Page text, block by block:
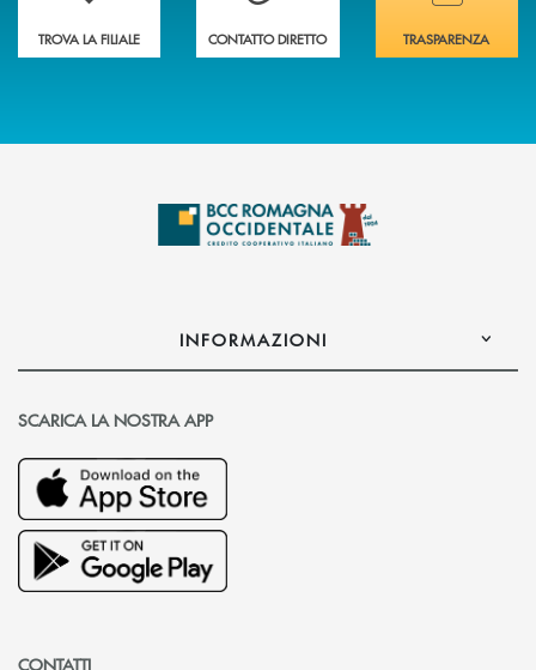
TROVA LA FILIALE CONTATTO DIRETTO TRASPARENZA
INFORMAZIONI
SCARICA LA NOSTRA APP
CONTATTI